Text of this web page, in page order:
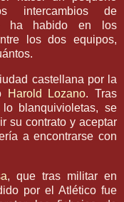
intercambios de
ha habido en los
los dos equipos,
castellana por la
Harold Lozano. Tras
lo blanquivioletas, se
su contrato y aceptar
a encontrarse con
, que tras militar en
por el Atlético fue